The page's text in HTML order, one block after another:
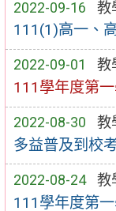
2022-09-16 教
111(1)高一、
2022-09-01 教
111學年度第
2022-08-30 教
多益普及到校
2022-08-24 教
111學年度第